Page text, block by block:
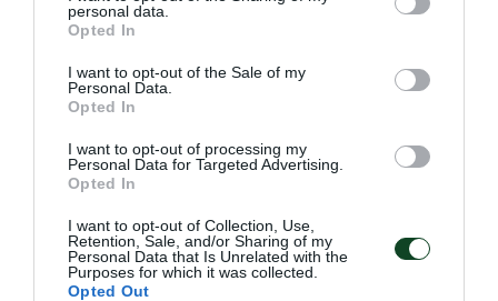
grant or deny consent to Google and its third-party tags to
use your data for below specified purposes in below Google
consent section.
personal data.
Opted In
I want to opt-out of the Sale of my
Personal Data.
Opted In
I want to opt-out of processing my
Personal Data for Targeted Advertising.
Opted In
I want to opt-out of Collection, Use,
Retention, Sale, and/or Sharing of my
Personal Data that Is Unrelated with the
Purposes for which it was collected.
Opted Out
14.06.2026 ΣΚΟΠΟΒΟΛΗ
ΤΕΛΕΥΤΑΙΑ ΝΕΑ